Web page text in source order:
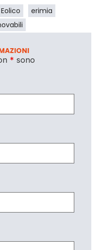
Eolico
erimia
* sono